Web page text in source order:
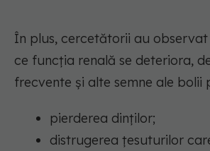
În plus, cercetătorii au
ce funcția renală se deteriora,
frecvente și alte semne ale bolii
pierderea dinților;
distrugerea țesuturilor